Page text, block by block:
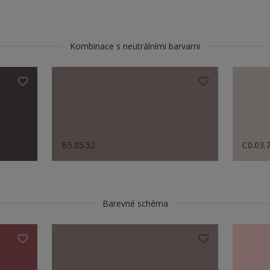
Kombinace s neutrálními barvami
B5.05.52
Barevné schéma